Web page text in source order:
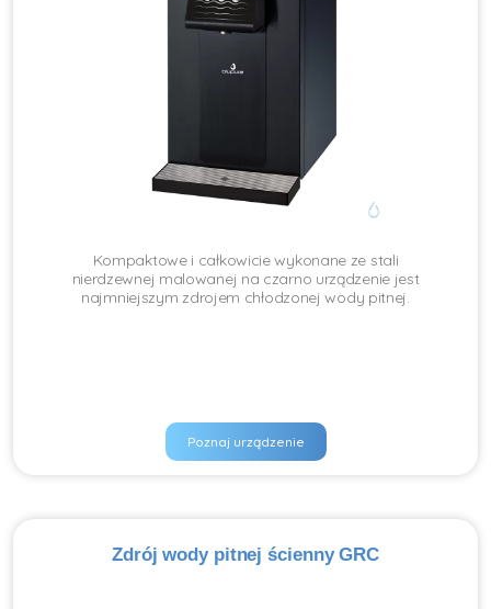
Kompaktowe i całkowicie wykonane ze stali
nierdzewnej malowanej na czarno urządzenie jest
najmniejszym zdrojem chłodzonej wody pitnej.
Poznaj urządzenie
Zdrój wody pitnej ścienny GRC